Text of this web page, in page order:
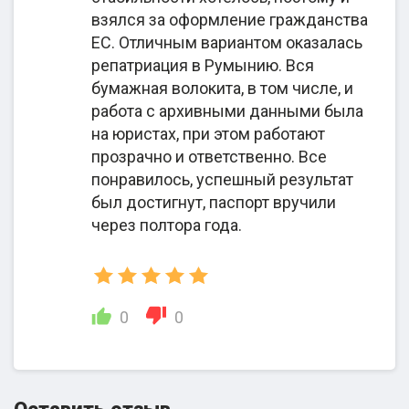
к All4migration, отмечают скорость оформления
досье, минимальное участие в процессах
формирования необходимых документов,
прозрачные условия сотрудничества,
закрепленные договором, и лояльную ценовую
политику. Откровенно негативных комментариев
в адрес All4migration не встречается. Поэтому
представленную миграционную компанию можно
позиционировать как честную, надежную и
профессиональную. Судя по отзывам, процент
одобрения заявок на гражданство в странах ЕС
большинство клиентов остаются довольными
эту организацию. Но пользоваться услугами
самостоятельно.
взялся за оформление гражданства
ЕС. Отличным вариантом оказалась
репатриация в Румынию. Вся
бумажная волокита, в том числе, и
работа с архивными данными была
на юристах, при этом работают
прозрачно и ответственно. Все
понравилось, успешный результат
был достигнут, паспорт вручили
через полтора года.
0 0